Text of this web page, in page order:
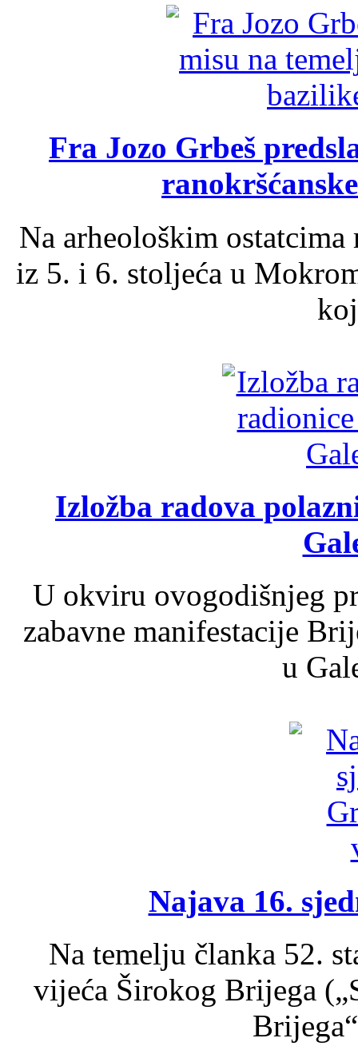
Fra Jozo Grbeš
Na arheološkim
iz 5. i 6. stoljeća u
Izložba radova
U okviru ovogodišnjeg
zabavne manifestacije
u
Najava 16.
Na temelju članka 52.
vijeća Širokog Brijega